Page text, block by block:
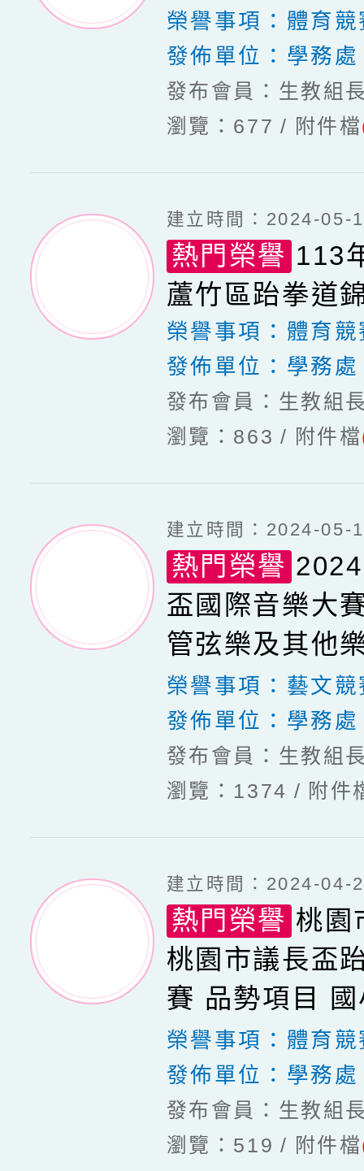
榮譽事項： 體育競
發佈單位： 學務處
發布會員：生教組
瀏覽：677
附件檔
建立時間：2024-05-
熱門榮譽 113
蘆竹區跆拳道
榮譽事項： 體育競
發佈單位： 學務處
發布會員：生教組
瀏覽：863
附件檔
建立時間：2024-05-
熱門榮譽
盃國際音樂大
管弦樂及其他
賽
榮譽事項： 藝文競
發佈單位： 學務處
發布會員：生教組
瀏覽：1374
附件
建立時間：2024-04-
熱門榮譽 桃園
桃園市議長盃
賽 品勢項目
男子黃帶B組
榮譽事項： 體育競
發佈單位： 學務處
發布會員：生教組
瀏覽：519
附件檔